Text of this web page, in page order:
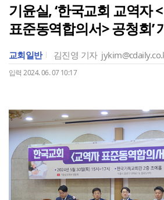
기윤실, ‘한국교회 교역자 <
표준동역합의서> 공청회’
교회일반 김진영 기자
입력 2024. 06. 07 10:17